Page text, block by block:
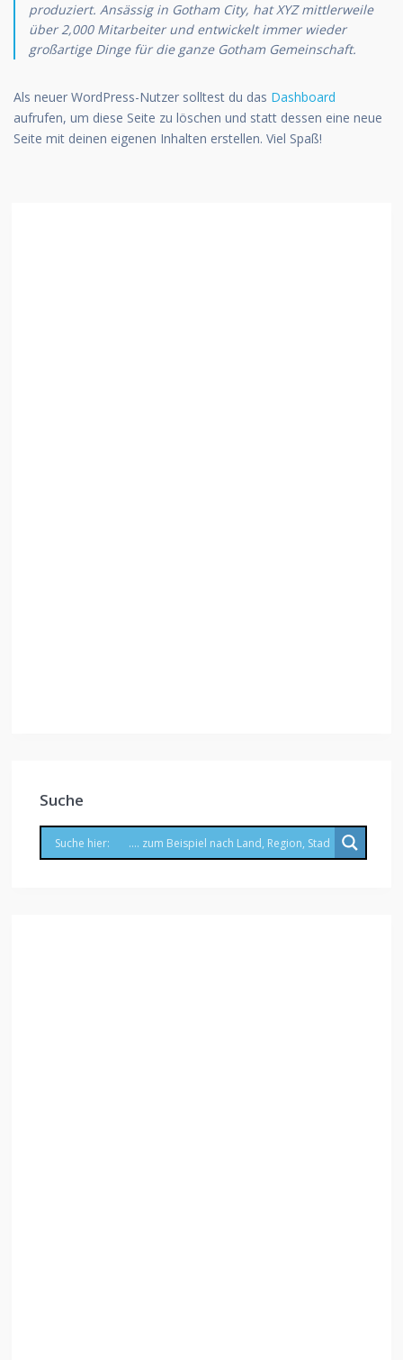
produziert. Ansässig in Gotham City, hat XYZ mittlerweile
über 2,000 Mitarbeiter und entwickelt immer wieder
großartige Dinge für die ganze Gotham Gemeinschaft.
Als neuer WordPress-Nutzer solltest du das Dashboard
aufrufen, um diese Seite zu löschen und statt dessen eine neue
Seite mit deinen eigenen Inhalten erstellen. Viel Spaß!
Suche